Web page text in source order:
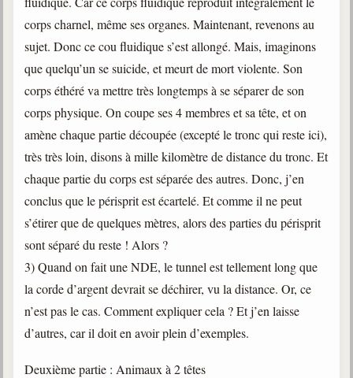
corps charnel, même ses organes. Maintenant, revenons au
sujet. Donc ce cou fluidique s’est allongé. Mais, imaginons
que quelqu’un se suicide, et meurt de mort violente. Son
corps éthéré va mettre très longtemps à se séparer de son
corps physique. On coupe ses 4 membres et sa tête, et on
amène chaque partie découpée (excepté le tronc qui reste ici),
très très loin, disons à mille kilomètre de distance du tronc. Et
chaque partie du corps est séparée des autres. Donc, j’en
conclus que le périsprit est écartelé. Et comme il ne peut
s’étirer que de quelques mètres, alors des parties du périsprit
sont séparé du reste ! Alors ?
3) Quand on fait une NDE, le tunnel est tellement long que
la corde d’argent devrait se déchirer, vu la distance. Or, ce
n’est pas le cas. Comment expliquer cela ? Et j’en laisse
d’autres, car il doit en avoir plein d’exemples.
Deuxième partie : Animaux à 2 têtes